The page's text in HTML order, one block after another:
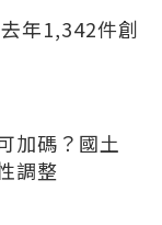
年1,342件創
加碼？國土
調整